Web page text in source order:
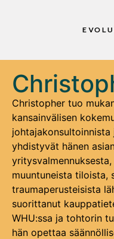
Christopher tuo
kansainvälisen
johtajakonsultoinnista
yhdistyvät hänen
muuntuneista tiloista,
traumaperusteisista
suorittanut
WHU:ssa ja tohtorin
hän opettaa